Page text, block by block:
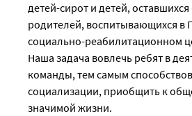
детей-сирот и детей,
родителей, воспитывающихся в
социально-реабилитационном
Наша задача вовлечь ребят в
команды, тем самым
социализации, приобщить к
значимой жизни.